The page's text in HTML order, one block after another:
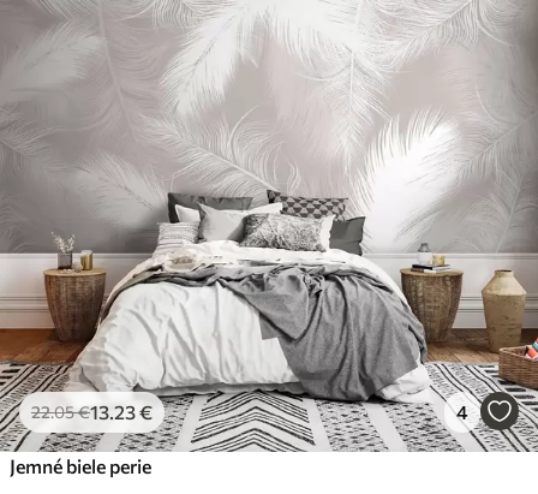
22.05€13 .23€ 4
Jemné biele perie